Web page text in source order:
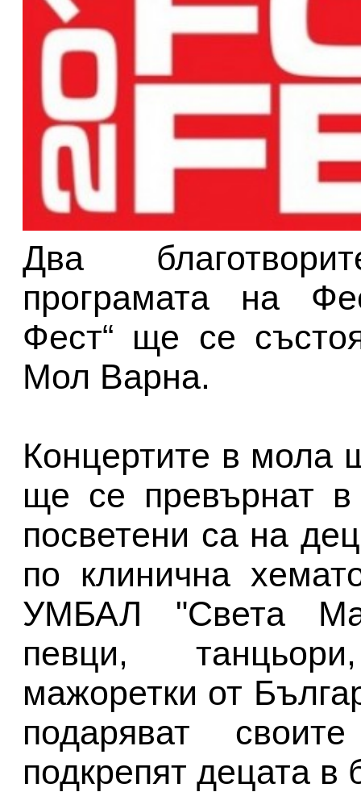
Два
програмата на
Фест“ ще се
Мол Варна.
Концертите в мола
ще се превърнат
посветени са на
по клинична
УМБАЛ "Света
певци,
мажоретки от
подаряват
подкрепят децата в